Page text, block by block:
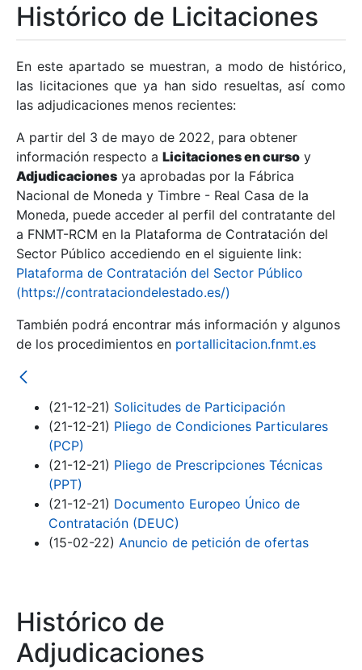
Mostrar/Ocultar
Mostrar/Ocultar
Mostrar/Ocultar
Histórico de Licitaciones
En este apartado se muestran, a modo de histórico,
las licitaciones que ya han sido resueltas, así como
las adjudicaciones menos recientes:
A partir del 3 de mayo de 2022, para obtener
información respecto a Licitaciones en curso y
Adjudicaciones ya aprobadas por la Fábrica
Nacional de Moneda y Timbre - Real Casa de la
Moneda, puede acceder al perfil del contratante del
a FNMT-RCM en la Plataforma de Contratación del
Sector Público accediendo en el siguiente link:
Plataforma de Contratación del Sector Público
(https://contrataciondelestado.es/)
También podrá encontrar más información y algunos
de los procedimientos en portallicitacion.fnmt.es
(21-12-21) Solicitudes de Participación
(21-12-21) Pliego de Condiciones Particulares
(PCP)
(21-12-21) Pliego de Prescripciones Técnicas
(PPT)
(21-12-21) Documento Europeo Único de
Contratación (DEUC)
(15-02-22) Anuncio de petición de ofertas
Histórico de
Adjudicaciones